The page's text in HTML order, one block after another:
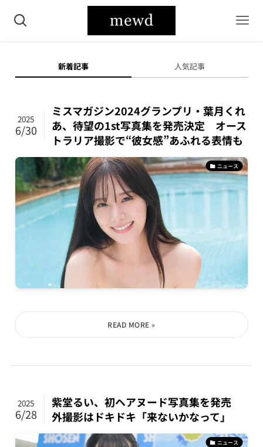
新着記事 人気記事
ミスマガジン2024グランプリ・葉月くれ
あ、待望の1st写真集を発売決定 オース
トラリア撮影で“彼女感”あふれる表情も
2025
6/30
ニュース
紫堂るい、初ヘアヌード写真集を発売
外撮影はドキドキ「来ないかなって」
2025
6/28
ニュース